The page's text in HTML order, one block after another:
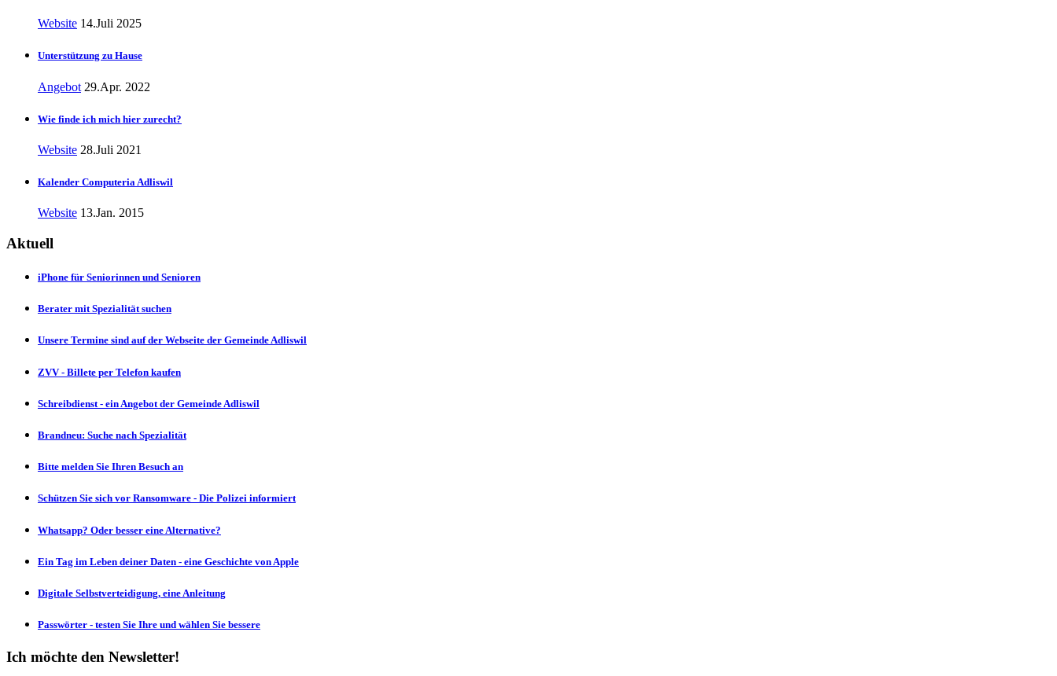
Website 14.Juli 2025
Unterstützung zu Hause
Angebot 29.Apr. 2022
Wie finde ich mich hier zurecht?
Website 28.Juli 2021
Kalender Computeria Adliswil
Website 13.Jan. 2015
Aktuell
iPhone für Seniorinnen und Senioren
Berater mit Spezialität suchen
Unsere Termine sind auf der Webseite der Gemeinde Adliswil
ZVV - Billete per Telefon kaufen
Schreibdienst - ein Angebot der Gemeinde Adliswil
Brandneu: Suche nach Spezialität
Bitte melden Sie Ihren Besuch an
Schützen Sie sich vor Ransomware - Die Polizei informiert
Whatsapp? Oder besser eine Alternative?
Ein Tag im Leben deiner Daten - eine Geschichte von Apple
Digitale Selbstverteidigung, eine Anleitung
Passwörter - testen Sie Ihre und wählen Sie bessere
Ich möchte den Newsletter!